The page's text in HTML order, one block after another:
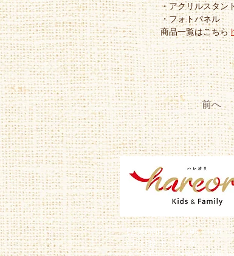
・アクリルスタン
・フォトパネル
商品一覧はこちら
前へ
【営業時間】平日 10時～17時
【定休日】土・日・祝